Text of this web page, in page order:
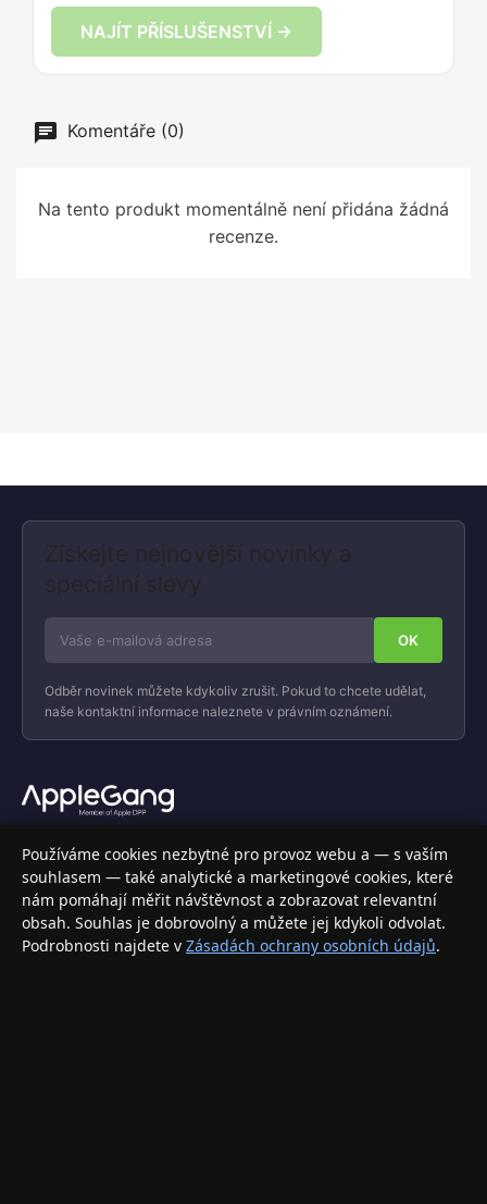
NAJÍT PŘÍSLUŠENSTVÍ →
Komentáře (0)
Na tento produkt momentálně není přidána žádná
recenze.
Získejte nejnovější novinky a
speciální slevy
Odběr novinek můžete kdykoliv zrušit. Pokud to chcete udělat,
naše kontaktní informace naleznete v právním oznámení.
Váš specializovaný obchod s Apple produkty, příslušenstvím a
elektronikou. Nakupujte bezpečně a s jistotou.
INFORMACE
Doprava a doručení
Používáme cookies nezbytné pro provoz webu a — s vaším
souhlasem — také analytické a marketingové cookies, které
nám pomáhají měřit návštěvnost a zobrazovat relevantní
obsah. Souhlas je dobrovolný a můžete jej kdykoli odvolat.
Podrobnosti najdete v Zásadách ochrany osobních údajů.